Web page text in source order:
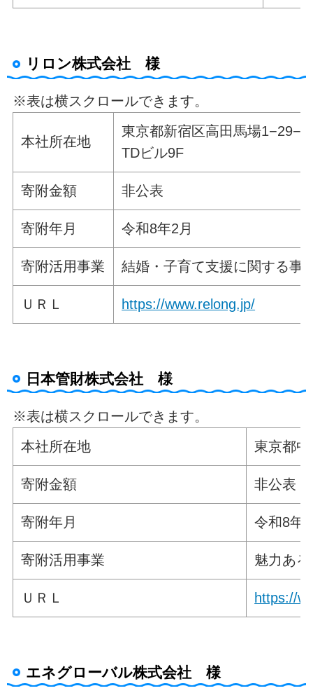
リロン株式会社 様
※表は横スクロールできます。
本社所在地
東京都新宿区高田馬場
TDビル9F
寄附金額 非公表
寄附年月 令和8年2月
寄附活用事業 結婚・子育て支援に関する事
ＵＲＬ https://www.relong.jp/
日本管財株式会社 様
※表は横スクロールできます。
本社所在地
東京
寄附金額 非公表
寄附年月 令和8年
寄附活用事業 魅力あ
ＵＲＬ https://
エネグローバル株式会社 様